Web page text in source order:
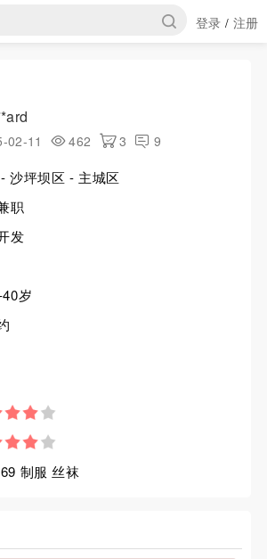
登录 / 注册
02-11 462 3 9
沙坪坝区 - 主城区
职
发
岁
制服 丝袜